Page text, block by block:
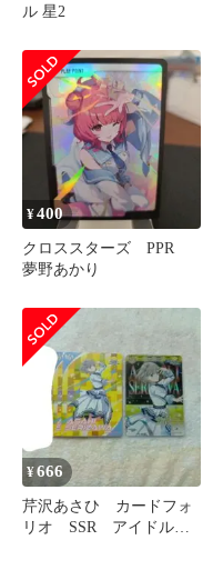
ル 星2
¥400
クロススターズ PPR
夢野あかり
¥666
芹沢あさひ カードフォ
リオ SSR アイドルマ